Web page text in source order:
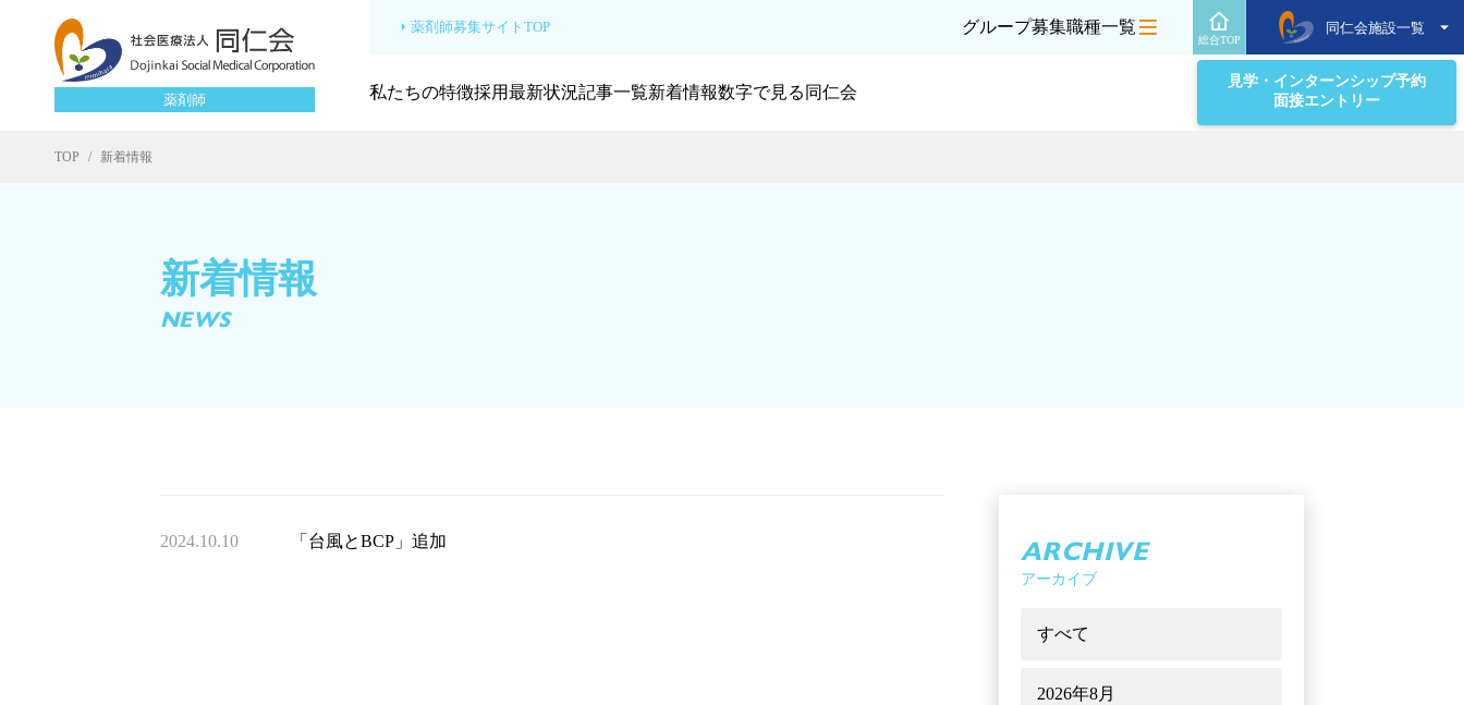
薬剤師
薬剤師募集サイトTOP グループ募集職種一覧
総合TOP
私たちの特徴採用最新状況記事一覧新着情報数字で見る同仁会
見学・インターンシップ予約
面接エントリー
同仁会施設一覧
TOP 新着情報
新着情報
NEWS
2024.10.10 「台風とBCP」追加 ARCHIVE
アーカイブ
すべて
2026年8月